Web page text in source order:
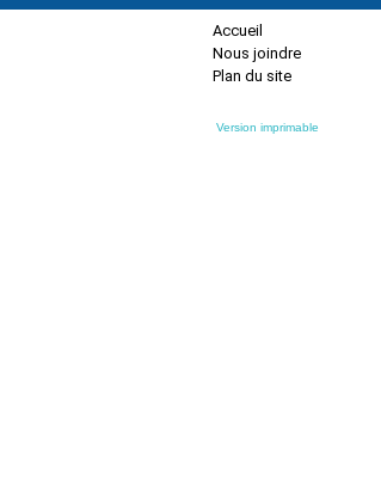
Accueil
Nous joindre
Plan du site
Version imprimable